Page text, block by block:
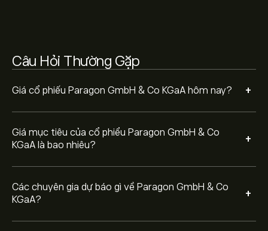
Câu Hỏi Thường Gặp
Giá cổ phiếu Paragon GmbH & Co KGaA hôm nay? +
Giá mục tiêu của cổ phiểu Paragon GmbH & Co
KGaA là bao nhiêu?
+
Các chuyên gia dự báo gì về Paragon GmbH & Co
KGaA?
+